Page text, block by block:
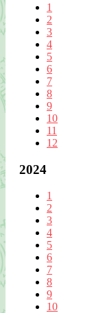
1
2
3
4
5
6
7
8
9
10
11
12
2024
1
2
3
4
5
6
7
8
9
10